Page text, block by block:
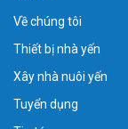
Về chúng tôi
Thiết bị nhà yến
Xây nhà nuôi yến
Tuyển dụng